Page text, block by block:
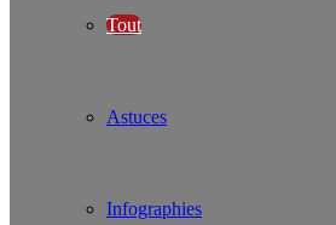
Tout
Astuces
Infographies